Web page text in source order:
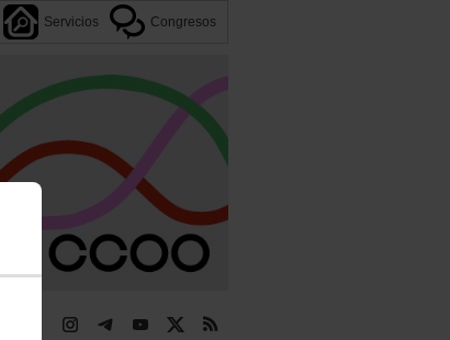
Servicios Congresos